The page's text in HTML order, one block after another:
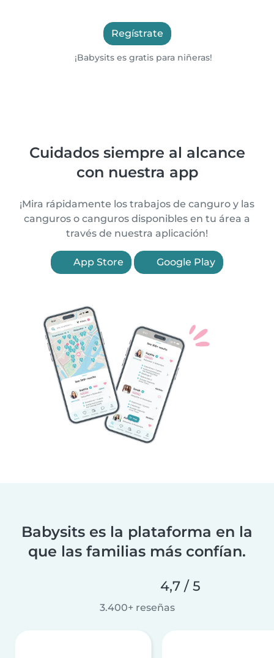
Regístrate
¡Babysits es gratis para niñeras!
Cuidados siempre al alcance
con nuestra app
¡Mira rápidamente los trabajos de canguro y las
canguros o canguros disponibles en tu área a
través de nuestra aplicación!
App Store Google Play
Babysits es la plataforma en la
que las familias más confían.
4,7 / 5
3.400+ reseñas